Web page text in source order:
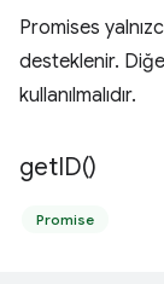
Promises
desteklenir.
kullanılmalıdır.
getID()
Promise